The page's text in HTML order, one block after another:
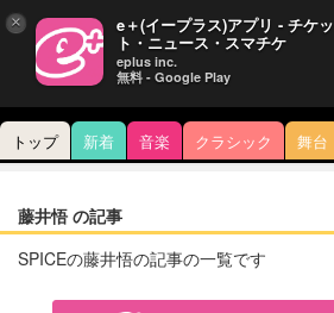
トップ 新着 音楽 クラシック 舞台
藤井悟 の記事
SPICEの藤井悟の記事の一覧です
× e＋(イープラス)アプリ - チケッ
ト・ニュース・スマチケ
eplus inc.
無料 - Google Play